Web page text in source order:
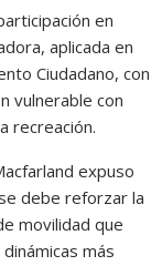
en
aplicada en
Ciudadano, con
vulnerable con
recreación.
expuso
debe reforzar la
movilidad que
más